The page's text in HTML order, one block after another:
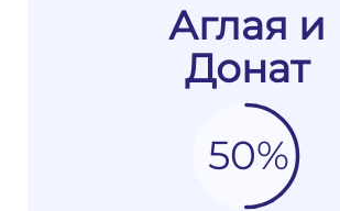
Аглая и
Донат
50%